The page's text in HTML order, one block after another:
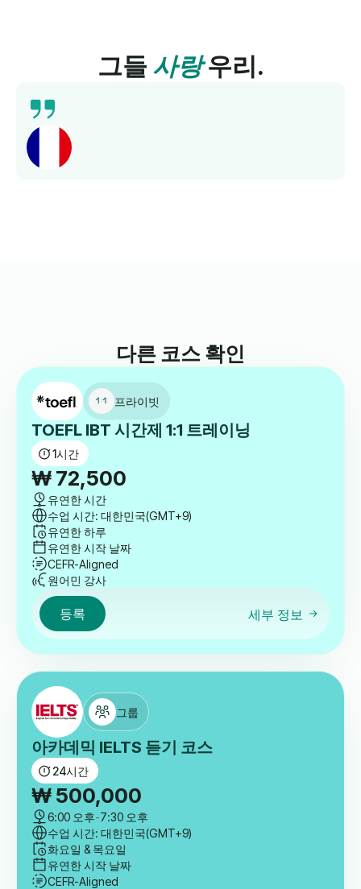
그들 사랑우리.
다른 코스 확인
프라이빗
TOEFL IBT 시간제 1:1 트레이닝
1시간
₩ 72,500
유연한 시간
수업 시간: 대한민국(GMT+9)
유연한 하루
유연한 시작 날짜
CEFR-Aligned
원어민 강사
등록 세부 정보
그룹
아카데믹 IELTS 듣기 코스
24시간
₩ 500,000
6:00 오후-7:30 오후
수업 시간: 대한민국(GMT+9)
화요일 & 목요일
유연한 시작 날짜
CEFR-Aligned